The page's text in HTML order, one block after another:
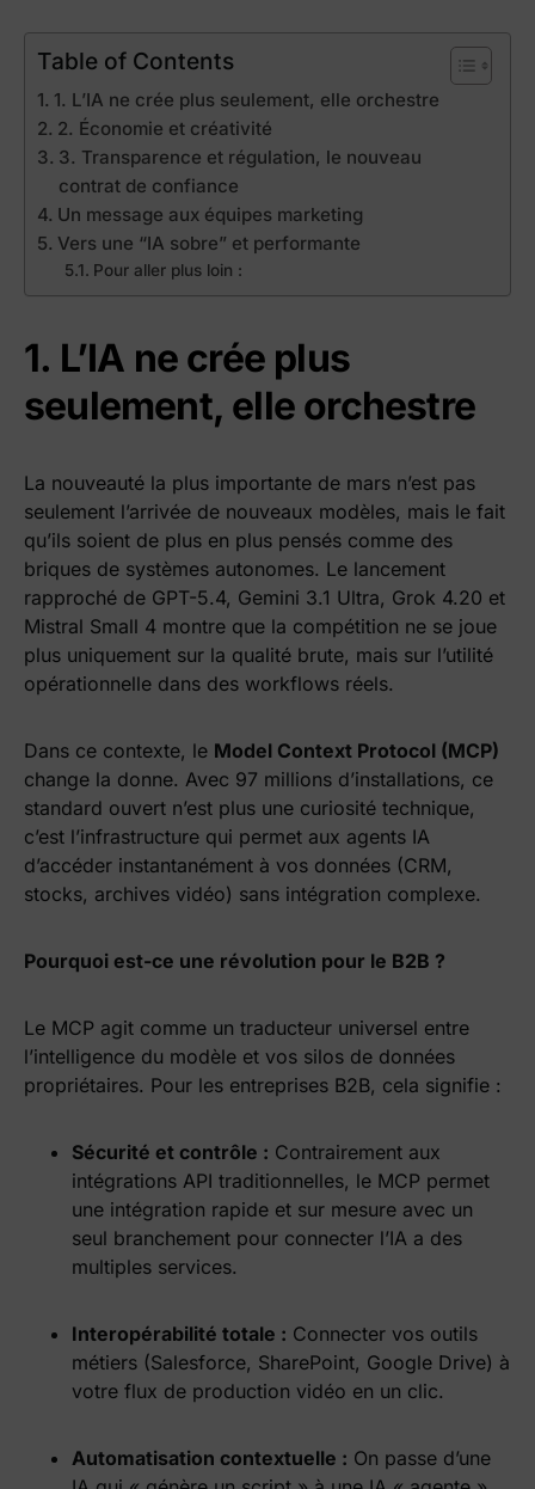
Table of Contents
1. L’IA ne crée plus seulement, elle orchestre
2. Économie et créativité
3. Transparence et régulation, le nouveau
contrat de confiance
Un message aux équipes marketing
Vers une “IA sobre” et performante
Pour aller plus loin :
1. L’IA ne crée plus
seulement, elle orchestre
La nouveauté la plus importante de mars n’est pas
seulement l’arrivée de nouveaux modèles, mais le fait
qu’ils soient de plus en plus pensés comme des
briques de systèmes autonomes. Le lancement
rapproché de GPT-5.4, Gemini 3.1 Ultra, Grok 4.20 et
Mistral Small 4 montre que la compétition ne se joue
plus uniquement sur la qualité brute, mais sur l’utilité
opérationnelle dans des workflows réels.
Dans ce contexte, le Model Context Protocol (MCP)
change la donne. Avec 97 millions d’installations, ce
standard ouvert n’est plus une curiosité technique,
c’est l’infrastructure qui permet aux agents IA
d’accéder instantanément à vos données (CRM,
stocks, archives vidéo) sans intégration complexe.
Pourquoi est-ce une révolution pour le B2B ?
Le MCP agit comme un traducteur universel entre
l’intelligence du modèle et vos silos de données
propriétaires. Pour les entreprises B2B, cela signifie :
Sécurité et contrôle : Contrairement aux
intégrations API traditionnelles, le MCP permet
une intégration rapide et sur mesure avec un
seul branchement pour connecter l’IA a des
multiples services.
Interopérabilité totale : Connecter vos outils
métiers (Salesforce, SharePoint, Google Drive) à
votre flux de production vidéo en un clic.
Automatisation contextuelle : On passe d’une